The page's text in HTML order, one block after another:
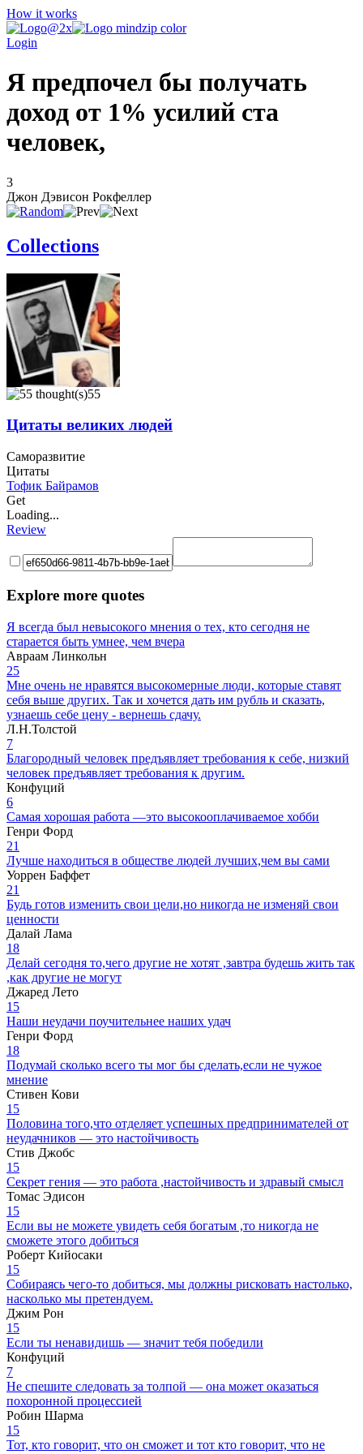
How it works
Login
Я предпочел бы получать
доход от 1% усилий ста
человек,
3
Джон Дэвисон Рокфеллер
Collections
55
Цитаты великих людей
Саморазвитие
Цитаты
Тофик Байрамов
Get
Loading...
Review
Explore more quotes
Я всегда был невысокого мнения о тех, кто сегодня не
старается быть умнее, чем вчера
Авраам Линкольн
25
Мне очень не нравятся высокомерные люди, которые ставят
себя выше других. Так и хочется дать им рубль и сказать,
узнаешь себе цену - вернешь сдачу.
Л.Н.Толстой
7
Благородный человек предъявляет требования к себе, низкий
человек предъявляет требования к другим.
Конфуций
6
Самая хорошая работа —это высокооплачиваемое хобби
Генри Форд
21
Лучше находиться в обществе людей лучших,чем вы сами
Уоррен Баффет
21
Будь готов изменить свои цели,но никогда не изменяй свои
ценности
Далай Лама
18
Делай сегодня то,чего другие не хотят ,завтра будешь жить так
,как другие не могут
Джаред Лето
15
Наши неудачи поучительнее наших удач
Генри Форд
18
Подумай сколько всего ты мог бы сделать,если не чужое
мнение
Стивен Кови
15
Половина того,что отделяет успешных предпринимателей от
неудачников — это настойчивость
Стив Джобс
15
Секрет гения — это работа ,настойчивость и здравый смысл
Томас Эдисон
15
Если вы не можете увидеть себя богатым ,то никогда не
сможете этого добиться
Роберт Кийосаки
15
Собираясь чего-то добиться, мы должны рисковать настолько,
насколько мы претендуем.
Джим Рон
15
Если ты ненавидишь — значит тебя победили
Конфуций
7
Не спешите следовать за толпой — она может оказаться
похоронной процессией
Робин Шарма
15
Тот, кто говорит, что он сможет и тот кто говорит, что не